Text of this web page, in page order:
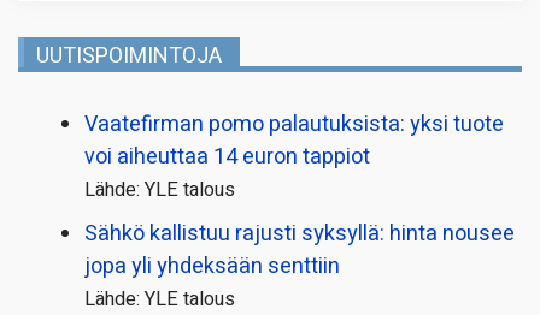
UUTISPOIMINTOJA
Vaatefirman pomo palautuksista: yksi tuote
voi aiheuttaa 14 euron tappiot
Lähde: YLE talous
Sähkö kallistuu rajusti syksyllä: hinta nousee
jopa yli yhdeksään senttiin
Lähde: YLE talous